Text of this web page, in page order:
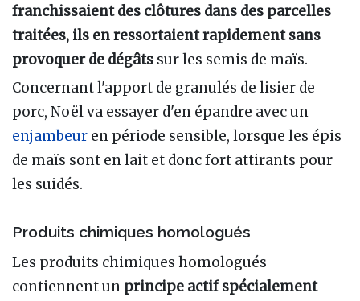
franchissaient des clôtures dans des parcelles
traitées, ils en ressortaient rapidement sans
provoquer de dégâts sur les semis de maïs.
Concernant l'apport de granulés de lisier de
porc, Noël va essayer d'en épandre avec un
enjambeur en période sensible, lorsque les épis
de maïs sont en lait et donc fort attirants pour
les suidés.
Produits chimiques homologués
Les produits chimiques homologués
contiennent un principe actif spécialement